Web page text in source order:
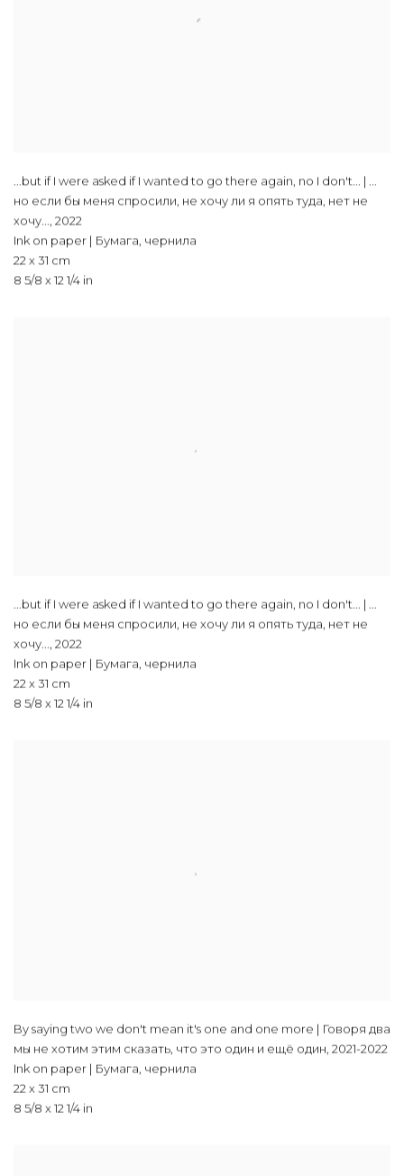
...but if I were asked if I wanted to go there again, no I don't... | ...
но если бы меня спросили, не хочу ли я опять туда, нет не
хочу..., 2022
Ink on paper | Бумага, чернила
22 x 31 cm
8 5/8 x 12 1/4 in
...but if I were asked if I wanted to go there again, no I don't... | ...
но если бы меня спросили, не хочу ли я опять туда, нет не
хочу..., 2022
Ink on paper | Бумага, чернила
22 x 31 cm
8 5/8 x 12 1/4 in
By saying two we don't mean it's one and one more | Говоря два
мы не хотим этим сказать, что это один и ещё один, 2021-2022
Ink on paper | Бумага, чернила
22 x 31 cm
8 5/8 x 12 1/4 in